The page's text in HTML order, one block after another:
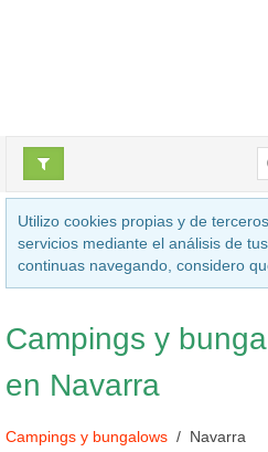
Utilizo cookies propias y de
servicios mediante el análisis de
continuas navegando, considero
Campings y
en Navarra
Campings y bungalows Navarra